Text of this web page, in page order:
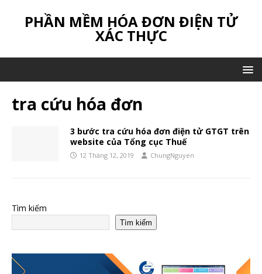
PHẦN MỀM HÓA ĐƠN ĐIỆN TỬ
XÁC THỰC
tra cứu hóa đơn
3 bước tra cứu hóa đơn điện tử GTGT trên
website của Tổng cục Thuế
12 Tháng 12, 2019 ChungNguyen
Tìm kiếm
Tìm kiếm